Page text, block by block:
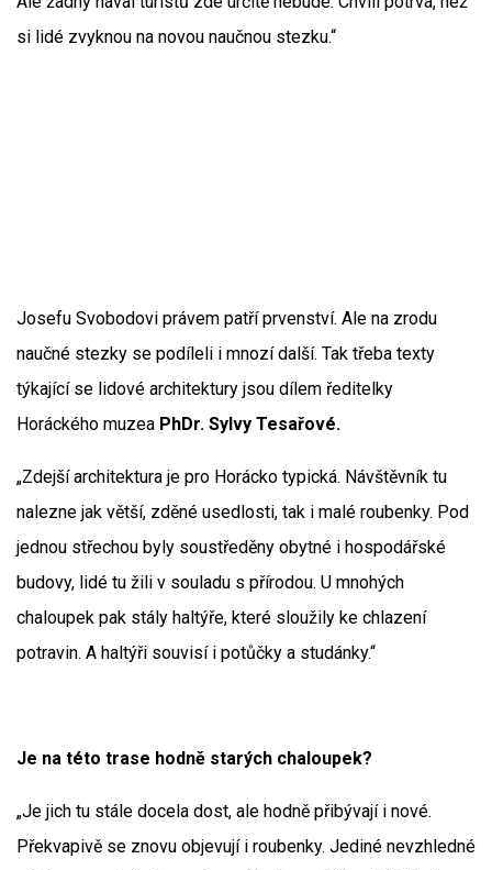
si lidé zvyknou na novou naučnou stezku.“
Josefu Svobodovi právem patří prvenství. Ale na zrodu
naučné stezky se podíleli i mnozí další. Tak třeba texty
týkající se lidové architektury jsou dílem ředitelky
Horáckého muzea PhDr. Sylvy Tesařové.
„Zdejší architektura je pro Horácko typická. Návštěvník tu
nalezne jak větší, zděné usedlosti, tak i malé roubenky. Pod
jednou střechou byly soustředěny obytné i hospodářské
budovy, lidé tu žili v souladu s přírodou. U mnohých
chaloupek pak stály haltýře, které sloužily ke chlazení
potravin. A haltýři souvisí i potůčky a studánky.“
Je na této trase hodně starých chaloupek?
„Je jich tu stále docela dost, ale hodně přibývají i nové.
Překvapivě se znovu objevují i roubenky. Jediné nevzhledné